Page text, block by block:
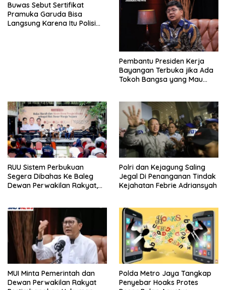
Buwas Sebut Sertifikat
Pramuka Garuda Bisa
Langsung Karena Itu Polisi
Pembantu Presiden Kerja
Bayangan Terbuka jika Ada
Tokoh Bangsa yang Mau
RUU Sistem Perbukuan
Segera Dibahas Ke Baleg
Dewan Perwakilan Rakyat,
Polri dan Kejagung Saling
Jegal Di Penanganan Tindak
Kejahatan Febrie Adriansyah
MUI Minta Pemerintah dan
Dewan Perwakilan Rakyat
Polda Metro Jaya Tangkap
Penyebar Hoaks Protes